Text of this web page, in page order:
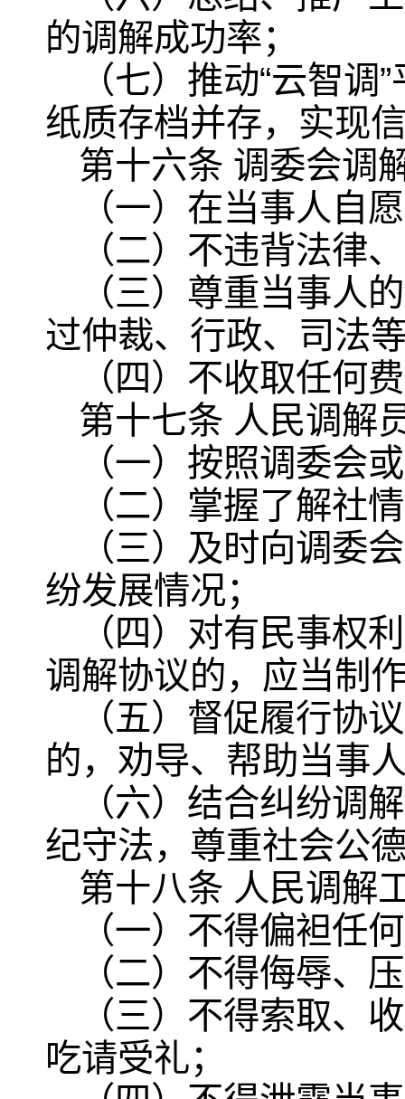
的调解成功率；
（七）推动“云智
纸质存档并存，实现
第十六条 调委会调
（一）在当事人自
（二）不违背法律
（三）尊重当事人
过仲裁、行政、司法
（四）不收取任何
第十七条 人民调解
（一）按照调委会
（二）掌握了解社
（三）及时向调委
纷发展情况；
（四）对有民事权
调解协议的，应当制
（五）督促履行协
的，劝导、帮助当事
（六）结合纠纷调
纪守法，尊重社会公
第十八条 人民调解
（一）不得偏袒任
（二）不得侮辱、
（三）不得索取、
吃请受礼；